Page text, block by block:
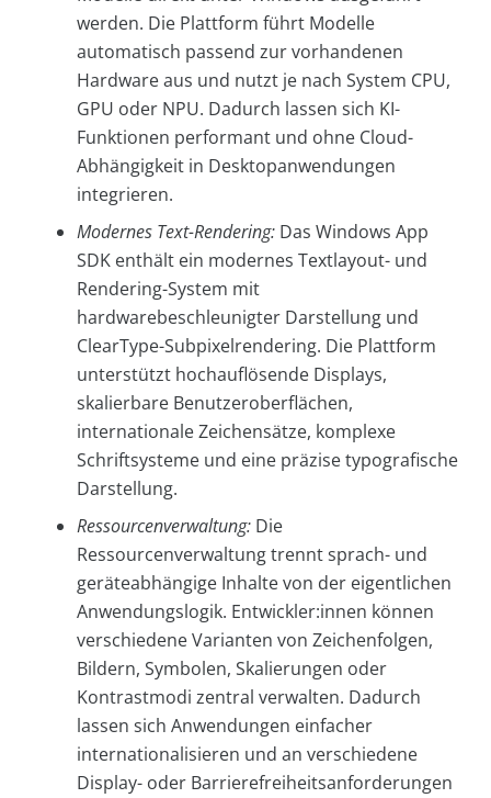
werden. Die Plattform führt Modelle
automatisch passend zur vorhandenen
Hardware aus und nutzt je nach System CPU,
GPU oder NPU. Dadurch lassen sich KI-
Funktionen performant und ohne Cloud-
Abhängigkeit in Desktopanwendungen
integrieren.
Modernes Text-Rendering: Das Windows App
SDK enthält ein modernes Textlayout- und
Rendering-System mit
hardwarebeschleunigter Darstellung und
ClearType-Subpixelrendering. Die Plattform
unterstützt hochauflösende Displays,
skalierbare Benutzeroberflächen,
internationale Zeichensätze, komplexe
Schriftsysteme und eine präzise typografische
Darstellung.
Ressourcenverwaltung: Die
Ressourcenverwaltung trennt sprach- und
geräteabhängige Inhalte von der eigentlichen
Anwendungslogik. Entwickler:innen können
verschiedene Varianten von Zeichenfolgen,
Bildern, Symbolen, Skalierungen oder
Kontrastmodi zentral verwalten. Dadurch
lassen sich Anwendungen einfacher
internationalisieren und an verschiedene
Display- oder Barrierefreiheitsanforderungen